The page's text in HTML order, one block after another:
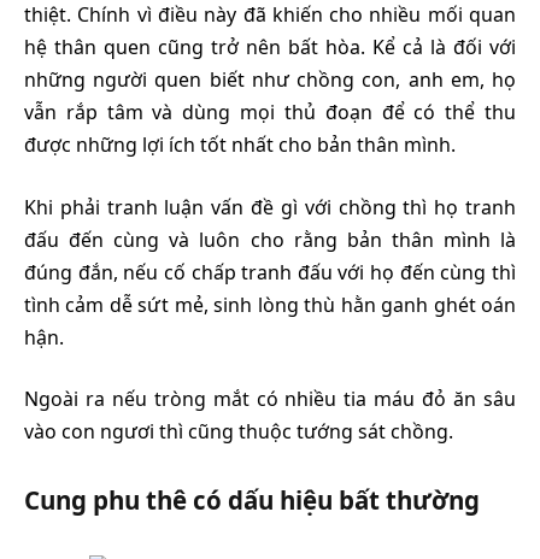
thiệt. Chính vì điều này đã khiến cho nhiều mối quan
hệ thân quen cũng trở nên bất hòa. Kể cả là đối với
những người quen biết như chồng con, anh em, họ
vẫn rắp tâm và dùng mọi thủ đoạn để có thể thu
được những lợi ích tốt nhất cho bản thân mình.
Khi phải tranh luận vấn đề gì với chồng thì họ tranh
đấu đến cùng và luôn cho rằng bản thân mình là
đúng đắn, nếu cố chấp tranh đấu với họ đến cùng thì
tình cảm dễ sứt mẻ, sinh lòng thù hằn ganh ghét oán
hận.
Ngoài ra nếu tròng mắt có nhiều tia máu đỏ ăn sâu
vào con ngươi thì cũng thuộc tướng sát chồng.
Cung phu thê có dấu hiệu bất thường